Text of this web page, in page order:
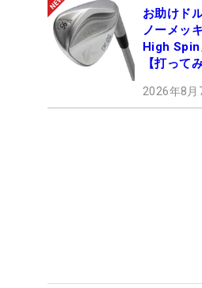
お助けド
ノーメッ
High Spin
【打って
2026年8月